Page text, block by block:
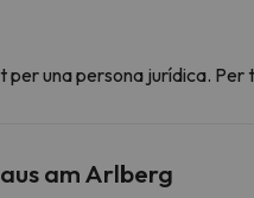
una persona jurídica.
am Arlberg